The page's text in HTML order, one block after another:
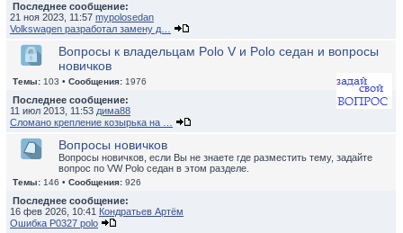
Последнее сообщение:
21 ноя 2023, 11:57 mypolosedan
Volkswagen разработал замену д…
Вопросы к владельцам Polo V и Polo седан и вопросы
новичков
Темы: 103 • Сообщения: 1976
Последнее сообщение:
11 июл 2013, 11:53 дима88
Сломано крепление козырька на …
Вопросы новичков
Вопросы новичков, если Вы не знаете где разместить тему, задайте
вопрос по VW Polo седан в этом разделе.
Темы: 146 • Сообщения: 926
Последнее сообщение:
16 фев 2026, 10:41 Кондратьев Артём
Ошибка P0327 polo